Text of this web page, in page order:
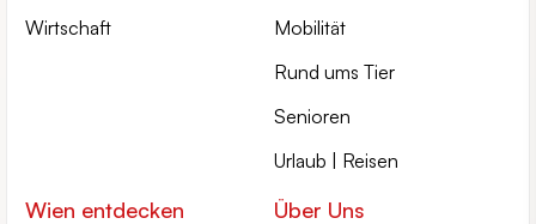
Wirtschaft
Mobilität
Rund ums Tier
Senioren
Urlaub | Reisen
Wien entdecken Über Uns